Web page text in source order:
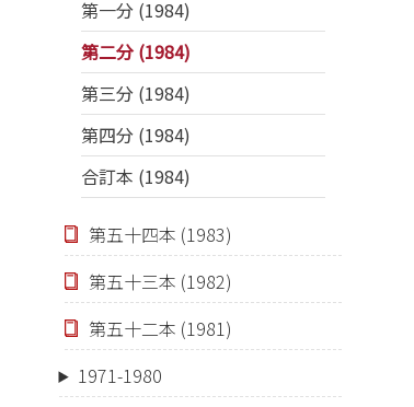
第一分 (1984)
第二分 (1984)
第三分 (1984)
第四分 (1984)
合訂本 (1984)
第五十四本 (1983)
第五十三本 (1982)
第五十二本 (1981)
1971-1980